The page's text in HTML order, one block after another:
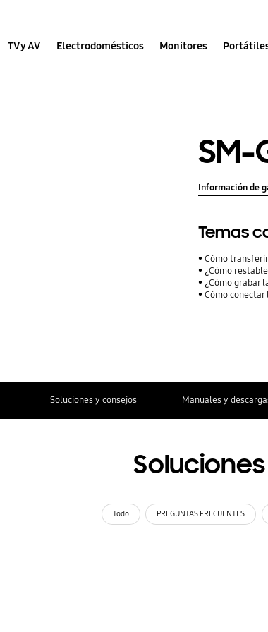
TV y AV Electrodomésticos Monitores
SM-
Información de
Temas
Cómo
¿Cómo
¿Cómo grabar
Cómo
Soluciones y consejos Manuales y
Todo PREGUNTAS FRECUENTES